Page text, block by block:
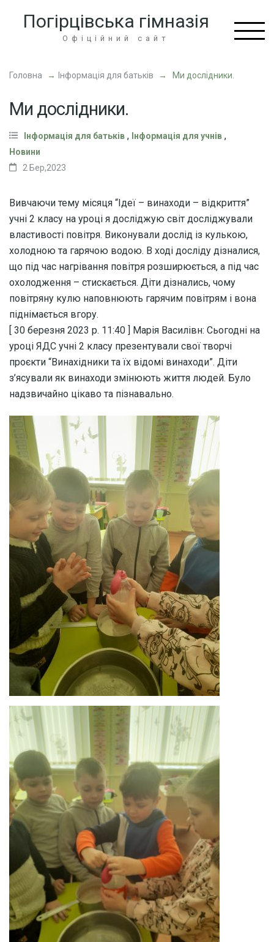
Enter)
Погірцівська гімназія
Офіційний сайт
Головна → Інформація для батьків → Ми дослідники.
Ми дослідники.
Інформація для батьків , Інформація для учнів ,
Новини
2 Бер,2023
Вивчаючи тему місяця “Ідеї – винаходи – відкриття”
учні 2 класу на уроці я досліджую світ досліджували
властивості повітря. Виконували дослід із кулькою,
холодною та гарячою водою. В ході досліду дізналися,
що під час нагрівання повітря розширюється, а під час
охолодження – стискається. Діти дізнались, чому
повітряну кулю наповнюють гарячим повітрям і вона
піднімається вгору.
[ 30 березня 2023 р. 11:40 ] ⁨Марія Василівн⁩: Сьогодні на
уроці ЯДС учні 2 класу презентували свої творчі
проєкти “Винахідники та їх відомі винаходи”. Діти
з’ясували як винаходи змінюють життя людей. Було
надзвичайно цікаво та пізнавально.